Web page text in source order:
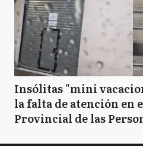
Insólitas "mini
la falta de atención en
Provincial de las